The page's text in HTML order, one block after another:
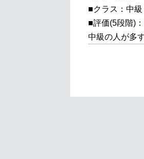
■クラス：中
■評価(5段階)：
中級の人が多